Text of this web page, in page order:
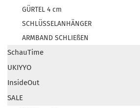
GÜRTEL 4 cm
SCHLÜSSELANHÄNGER
ARMBAND SCHLIEßEN
SchauTime
UKIYYO
InsideOut
SALE